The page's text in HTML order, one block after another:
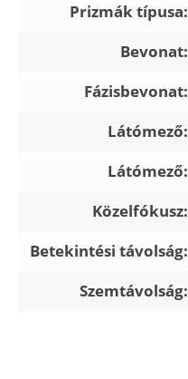
Prizmák típusa:
Bevonat:
Fázisbevonat:
Látómező:
Látómező:
Közelfókusz:
Betekintési távolság:
Szemtávolság: